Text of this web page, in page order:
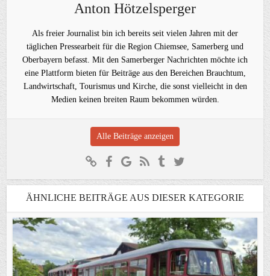
Anton Hötzelsperger
Als freier Journalist bin ich bereits seit vielen Jahren mit der
täglichen Pressearbeit für die Region Chiemsee, Samerberg und
Oberbayern befasst. Mit den Samerberger Nachrichten möchte ich
eine Plattform bieten für Beiträge aus den Bereichen Brauchtum,
Landwirtschaft, Tourismus und Kirche, die sonst vielleicht in den
Medien keinen breiten Raum bekommen würden.
Alle Beiträge anzeigen
ÄHNLICHE BEITRÄGE AUS DIESER KATEGORIE